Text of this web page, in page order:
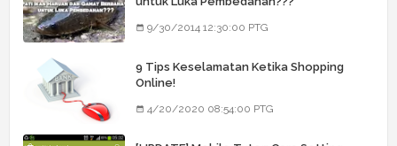
9/30/2014 12:30:00 PTG
9 Tips Keselamatan Ketika Shopping
Online!
4/20/2020 08:54:00 PTG